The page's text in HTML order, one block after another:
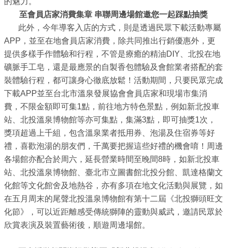
頁
ENGLISH
常
見
問
答
雙
語
詞
彙
臺
北
至會員店家消費集章 串聯周邊場館邀您一起踩點抽獎
此外，今年導客入店的方式，則是透過民眾下載活動專屬
APP，並至在地會員店家消費，除共同推出行銷優惠外，更
提供多樣手作體驗和行程，不管是療癒的精油DIY、北投在地
礦脈手工皂，還是最應景的自製香包體驗及會館業者搭配的套
裝體驗行程，都可讓身心徹底放鬆！活動期間，只要民眾完成
下載APP並至台北市溫泉發展協會會員店家和現場市集消
費，不限金額即可集1點，前往地方特色景點，例如新北投車
站、北投溫泉博物館等亦可集點，集滿3點，即可抽獎1次，
獎項超過上千組，包含溫泉業者抵用券、泡湯及住宿券等好
禮，喜歡泡湯的朋友們，千萬要把握這些好禮的機會唷！周邊
各場館亦配合於周六，延長營業時間至晚間8時，如新北投車
站、北投溫泉博物館、臺北市立圖書館北投分館、凱達格蘭文
化館等文化館舍及地熱谷，亦有多項在地文化活動與展覽，如
在五月周末的尾聲北投溫泉博物館有第十二屆《北投獅頭旺文
化節》，可以近距離感受傳統獅陣的靈動與威武，邀請民眾於
欣賞表演及裝置藝術後，順遊周邊場館。